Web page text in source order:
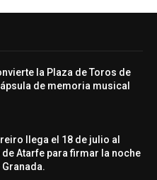
la Plaza de Toros de
de memoria musical
llega el 18 de julio al
de Atarfe para firmar la noche